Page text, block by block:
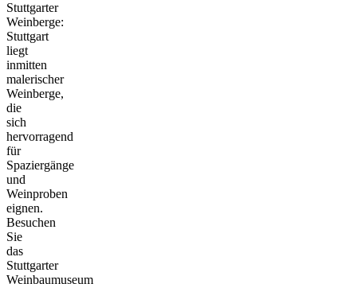
Stuttgarter
Weinberge:
Stuttgart
liegt
inmitten
malerischer
Weinberge,
die
sich
hervorragend
für
Spaziergänge
und
Weinproben
eignen.
Besuchen
Sie
das
Stuttgarter
Weinbaumuseum